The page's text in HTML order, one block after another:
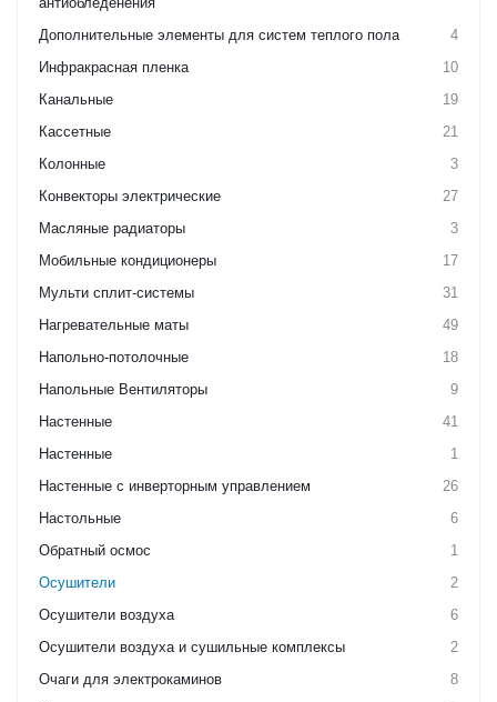
Дополнительные элементы для систем теплого пола
4
Инфракрасная пленка
10
Канальные
19
Кассетные
21
Колонные
3
Конвекторы электрические
27
Масляные радиаторы
3
Мобильные кондиционеры
17
Мульти сплит-системы
31
Нагревательные маты
49
Напольно-потолочные
18
Напольные Вентиляторы
9
Настенные
41
Настенные
1
Настенные с инверторным управлением
26
Настольные
6
Обратный осмос
1
Осушители
2
Осушители воздуха
6
Осушители воздуха и сушильные комплексы
2
Очаги для электрокаминов
8